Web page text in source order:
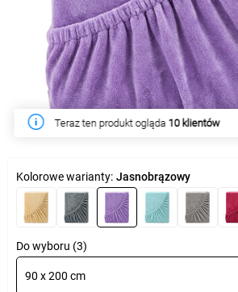
1/2
W tym tygodniu produkt kupiło20
Kolorowe warianty: Jasnobrązowy
Do wyboru (3)
90 x 200 cm